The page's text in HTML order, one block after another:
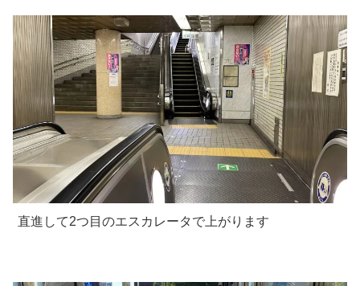
直進して2つ目のエスカレータで上がります